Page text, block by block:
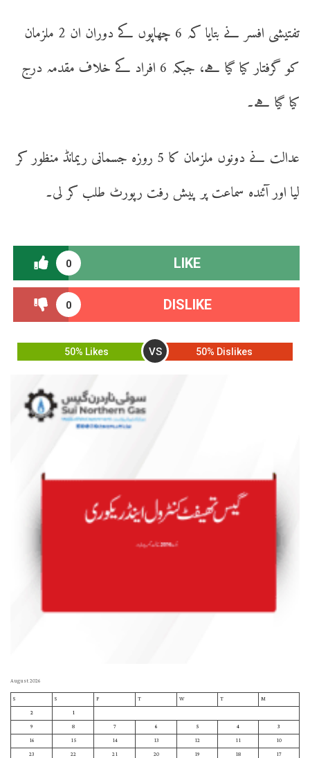
تفتیشی افسر نے بتایا کہ 6 چھاپوں کے دوران ان 2 ملزمان
کو گرفتار کیا گیا ہے، جبکہ 6 افراد کے خلاف مقدمہ درج
کیا گیا ہے۔
عدالت نے دونوں ملزمان کا 5 روزہ جسمانی ریمانڈ منظور کر
لیا اور آئندہ سماعت پر پیش رفت رپورٹ طلب کر لی۔
0 LIKE
0 DISLIKE
50% Likes VS 50% Dislikes
August 2026
M
T
W
T
F
S
S
1
2
3
4
5
6
7
8
9
10
11
12
13
14
15
16
17
18
19
20
21
22
23